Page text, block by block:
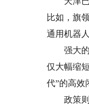
比如，旗
通用机器
强大的
仅大幅缩
代”的高效
政策则